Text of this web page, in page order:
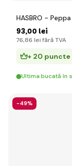
HASBRO -
93,00 lei
76,86 lei fără TVA
+ 20 puncte
Ultima bucată în
-49%